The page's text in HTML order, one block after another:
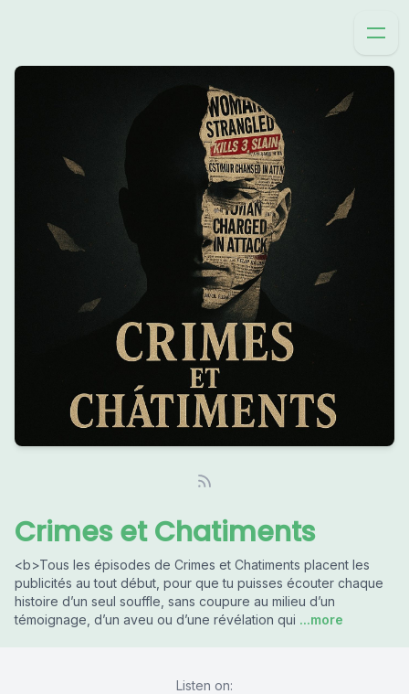
Crimes et Chatiments
<b>Tous les épisodes de Crimes et Chatiments placent les
publicités au tout début, pour que tu puisses écouter chaque
histoire d’un seul souffle, sans coupure au milieu d’un
témoignage, d’un aveu ou d’une révélation qui ...more
Listen on: